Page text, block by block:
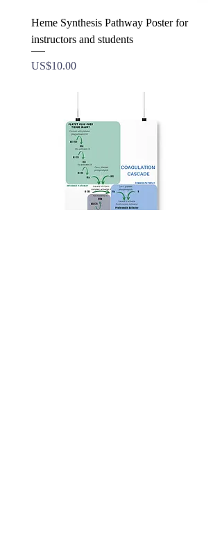
Heme Synthesis Pathway Poster for
instructors and students
ราคา
US$10.00